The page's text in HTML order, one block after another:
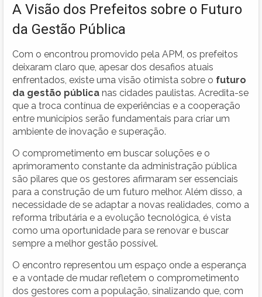
A Visão dos Prefeitos sobre o Futuro
da Gestão Pública
Com o encontrou promovido pela APM, os prefeitos
deixaram claro que, apesar dos desafios atuais
enfrentados, existe uma visão otimista sobre o futuro
da gestão pública nas cidades paulistas. Acredita-se
que a troca contínua de experiências e a cooperação
entre municípios serão fundamentais para criar um
ambiente de inovação e superação.
O comprometimento em buscar soluções e o
aprimoramento constante da administração pública
são pilares que os gestores afirmaram ser essenciais
para a construção de um futuro melhor. Além disso, a
necessidade de se adaptar a novas realidades, como a
reforma tributária e a evolução tecnológica, é vista
como uma oportunidade para se renovar e buscar
sempre a melhor gestão possível.
O encontro representou um espaço onde a esperança
e a vontade de mudar refletem o comprometimento
dos gestores com a população, sinalizando que, com